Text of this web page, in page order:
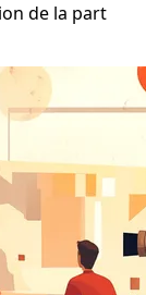
de la part